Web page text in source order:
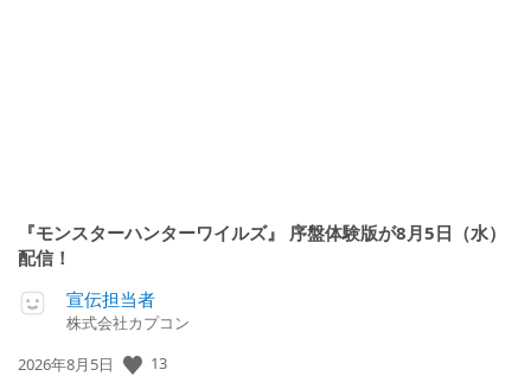
『モンスターハンターワイルズ』 序盤体験版が8月5日（水）
配信！
宣伝担当者
株式会社カプコン
公
2026年8月5日 13